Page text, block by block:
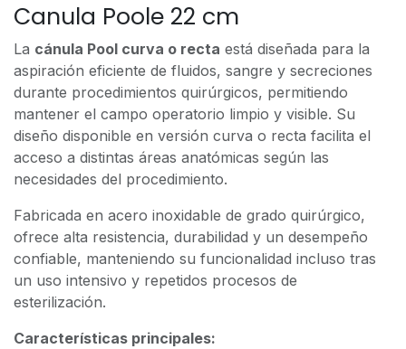
Canula Poole 22 cm
La cánula Pool curva o recta está diseñada para la
aspiración eficiente de fluidos, sangre y secreciones
durante procedimientos quirúrgicos, permitiendo
mantener el campo operatorio limpio y visible. Su
diseño disponible en versión curva o recta facilita el
acceso a distintas áreas anatómicas según las
necesidades del procedimiento.
Fabricada en acero inoxidable de grado quirúrgico,
ofrece alta resistencia, durabilidad y un desempeño
confiable, manteniendo su funcionalidad incluso tras
un uso intensivo y repetidos procesos de
esterilización.
Características principales: